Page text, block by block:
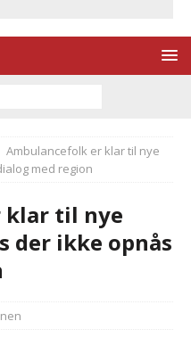
Ambulancefolk er klar til nye
med region
klar til nye
der ikke opnås